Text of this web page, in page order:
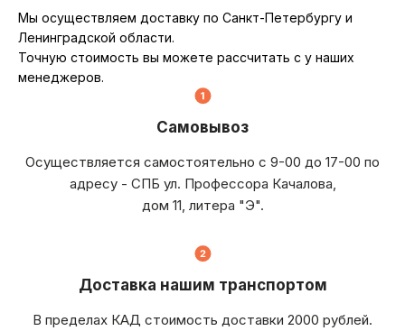
Мы осуществляем доставку по Санкт-Петербургу и
Ленинградской области.
Точную стоимость вы можете рассчитать с у наших
менеджеров.
Самовывоз
Осуществляется самостоятельно с 9-00 до 17-00 по
адресу - СПБ ул. Профессора Качалова,
дом 11, литера "Э".
Доставка нашим транспортом
В пределах КАД стоимость доставки 2000 рублей.